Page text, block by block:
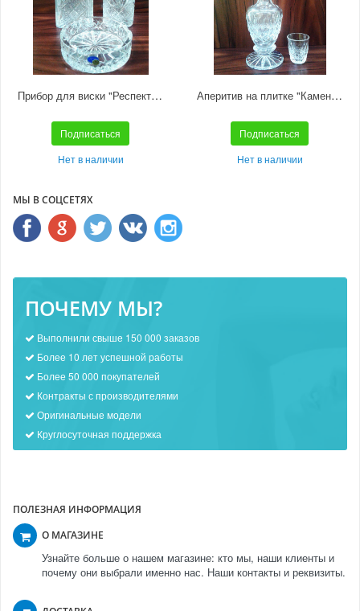
Прибор для виски "Респект" 6280 1000/177
Подписаться
Нет в наличии
Аперитив на плитке "Камень" С1/90 С1/90с
Подписаться
Нет в наличии
МЫ В СОЦСЕТЯХ
ПОЧЕМУ МЫ?
Выполнили свыше 150 000 заказов
Более 10 лет успешной работы
Более 50 000 покупателей
Контракты с производителями
Оригинальные модели
Круглосуточная поддержка
ПОЛЕЗНАЯ ИНФОРМАЦИЯ
О МАГАЗИНЕ
Узнайте больше о нашем магазине: кто мы, наши клиенты и
почему они выбрали именно нас. Наши контакты и реквизиты.